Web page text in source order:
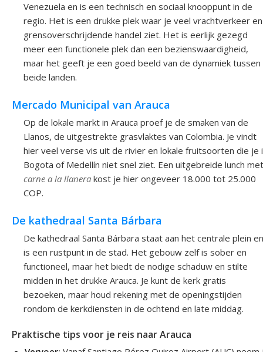
Venezuela en is een technisch en sociaal knooppunt in de
regio. Het is een drukke plek waar je veel vrachtverkeer en
grensoverschrijdende handel ziet. Het is eerlijk gezegd
meer een functionele plek dan een bezienswaardigheid,
maar het geeft je een goed beeld van de dynamiek tussen
beide landen.
Mercado Municipal van Arauca
Op de lokale markt in Arauca proef je de smaken van de
Llanos, de uitgestrekte grasvlaktes van Colombia. Je vindt
hier veel verse vis uit de rivier en lokale fruitsoorten die je
Bogota of Medellín niet snel ziet. Een uitgebreide lunch met
carne a la llanera kost je hier ongeveer 18.000 tot 25.000
COP.
De kathedraal Santa Bárbara
De kathedraal Santa Bárbara staat aan het centrale plein en
is een rustpunt in de stad. Het gebouw zelf is sober en
functioneel, maar het biedt de nodige schaduw en stilte
midden in het drukke Arauca. Je kunt de kerk gratis
bezoeken, maar houd rekening met de openingstijden
rondom de kerkdiensten in de ochtend en late middag.
Praktische tips voor je reis naar Arauca